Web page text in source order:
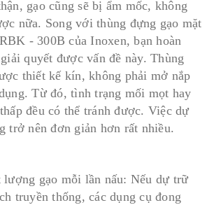
gạo cũng sẽ bị ẩm mốc, không
nữa. Song với thùng đựng gạo mặt
- 300B của Inoxen, bạn hoàn
quyết được vấn đề này. Thùng
thiết kế kín, không phải mở nắp
Từ đó, tình trạng mối mọt hay
đều có thể tránh được. Việc dự
trở nên đơn giản hơn rất nhiều.
lượng gạo mỗi lần nấu: Nếu dự trữ
truyền thống, các dụng cụ đong